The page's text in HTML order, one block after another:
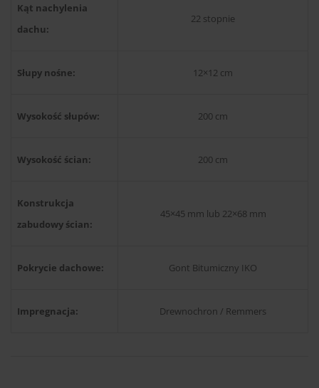
Kąt nachylenia
dachu:
22 stopnie
Słupy nośne: 12×12 cm
Wysokość słupów: 200 cm
Wysokość ścian: 200 cm
Konstrukcja
zabudowy ścian:
45×45 mm lub 22×68 mm
Pokrycie dachowe: Gont Bitumiczny IKO
Impregnacja: Drewnochron / Remmers